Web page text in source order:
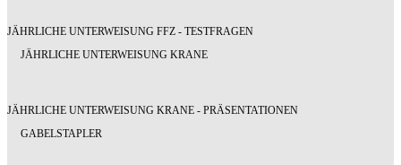
JÄHRLICHE UNTERWEISUNG FFZ - TESTFRAGEN
JÄHRLICHE UNTERWEISUNG KRANE
JÄHRLICHE UNTERWEISUNG KRANE - PRÄSENTATIONEN
GABELSTAPLER